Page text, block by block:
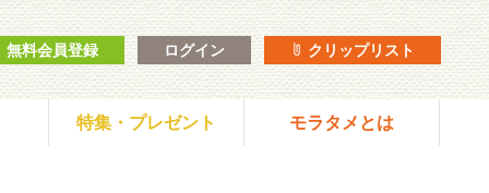
無料会員登録 ログイン クリップリスト
特集・プレゼント モラタメとは